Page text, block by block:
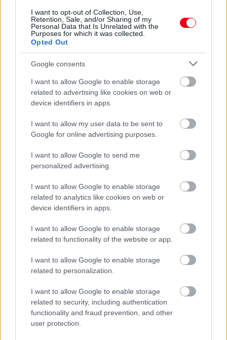
I want to opt-out of Collection, Use,
Retention, Sale, and/or Sharing of my
Personal Data that Is Unrelated with the
Purposes for which it was collected.
Opted Out
Google consents
I want to allow Google to enable storage
related to advertising like cookies on web or
device identifiers in apps.
I want to allow my user data to be sent to
Google for online advertising purposes.
I want to allow Google to send me
personalized advertising.
I want to allow Google to enable storage
related to analytics like cookies on web or
device identifiers in apps.
I want to allow Google to enable storage
related to functionality of the website or app.
I want to allow Google to enable storage
related to personalization.
I want to allow Google to enable storage
related to security, including authentication
functionality and fraud prevention, and other
user protection.
Ha ezt érzed evés után, a szervezeted fontos dologra
próbál figyelmeztetni
söpörd a szőnyeg alá